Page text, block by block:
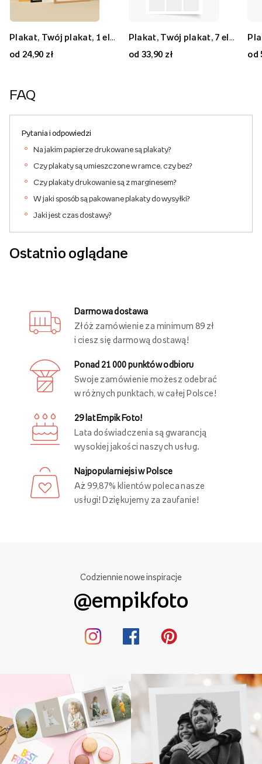
od 24,90 zł
od 33,90 zł
od
od 59,90 zł
od 89,90 zł
od 59,90 zł
od 33,90 zł
FAQ
Pytania i odpowiedzi
Na jakim papierze drukowane są plakaty?
Czy plakaty są umieszczone w ramce, czy bez?
Czy plakaty drukowanie są z marginesem?
W jaki sposób są pakowane plakaty do wysyłki?
Jaki jest czas dostawy?
Ostatnio oglądane
Darmowa dostawa
Złóż zamówienie za minimum 89 zł
i ciesz się darmową dostawą!
Ponad 21 000 punktów odbioru
Swoje zamówienie możesz odebrać
w różnych punktach, w całej Polsce!
29 lat Empik Foto!
Lata doświadczenia są gwarancją
wysokiej jakości naszych usług.
Najpopularniejsi w Polsce
Aż 99,87% klientów poleca nasze
usługi! Dziękujemy za zaufanie!
Codziennie nowe inspiracje
@empikfoto